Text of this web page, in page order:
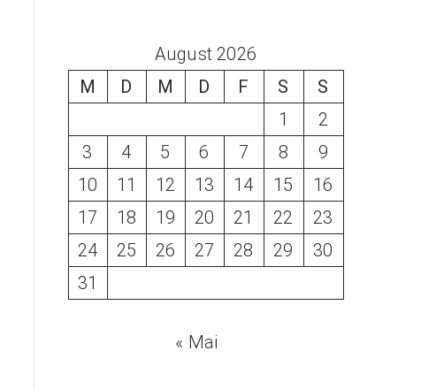
August 2026
M
D M D F S
S
1
2
3
4 5 6 7 8
9
10
11 12 13 14 15
16
17
18 19 20 21 22
23
24
25 26 27 28 29
30
31
« Mai